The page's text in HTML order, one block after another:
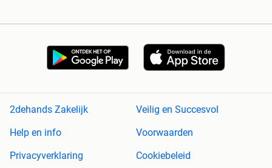
2dehands Zakelijk
Veilig en Succesvol
Help en info
Voorwaarden
Privacyverklaring
Cookiebeleid